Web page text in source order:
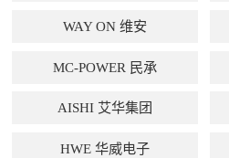
WAY ON 维安
MC-POWER 民承
AISHI 艾华集团
HWE 华威电子